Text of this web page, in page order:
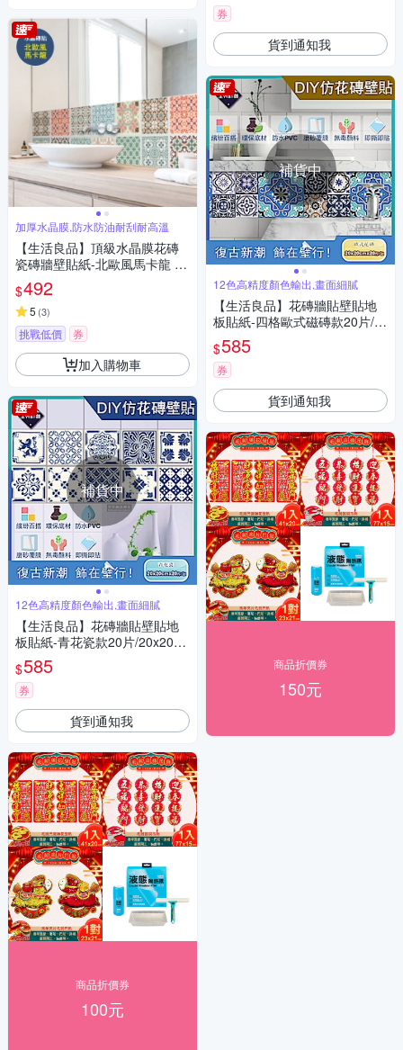
加厚水晶膜,防水防油耐刮耐高溫
【生活良品】頂級水晶膜花磚
瓷磚牆壁貼紙-北歐風馬卡龍 20
x20cm 每套10片
$492
5 (3)
挑戰低價 券
加入購物車
補貨中
12色高精度顏色輸出,畫面細膩
【生活良品】花磚牆貼壁貼地
板貼紙-青花瓷款20片/20x20c
m(防水即撕即貼)
$585
券
貨到通知我
商品折價券
100元
券
貨到通知我
補貨中
12色高精度顏色輸出,畫面細膩
【生活良品】花磚牆貼壁貼地
板貼紙-四格歐式磁磚款20片/2
0x20cm(防水即撕即貼)
$585
券
貨到通知我
商品折價券
150元